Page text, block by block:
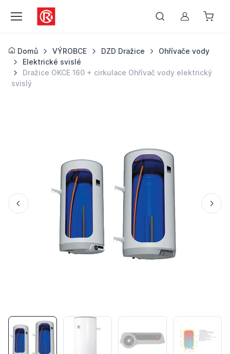
Můj účet
Domů VÝROBCE DZD Dražice
Ohřívače vody
Elektrické svislé
Dražice OKCE 160 + cirkulace Ohřívač vody elektrický
svislý